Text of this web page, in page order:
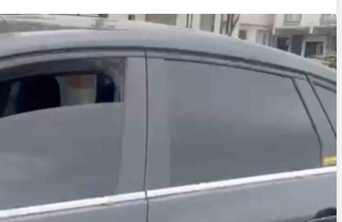
AKDENİZ, BİR AÇIK
Genel
15 Temmuz’da
Cumhurbaşkanı
Erdoğan’a Suikast
Girişiminde Bulunan
FETÖ Firarisi B.K.
Afyonkarahisar’da